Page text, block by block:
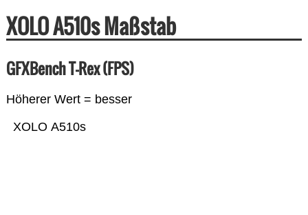
XOLO A510s Maßstab
GFXBench T-Rex (FPS)
Höherer Wert = besser
XOLO A510s